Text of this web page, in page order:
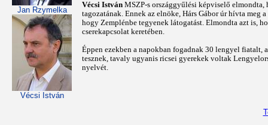
Jan Rzymelka
Vécsi István
Vécsi István MSZP-s országgyűlési képviselő
tagozatának. Ennek az elnöke, Hárs Gábor úr hívta meg
hogy Zemplénbe tegyenek látogatást. Elmondta azt is,
cserekapcsolat keretében.
Éppen ezekben a napokban fogadnak 30 lengyel
tesznek, tavaly ugyanis ricsei gyerekek voltak
nyelvét.